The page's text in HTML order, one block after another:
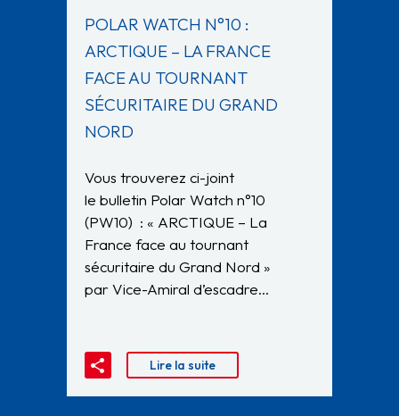
POLAR WATCH N°10 :
ARCTIQUE – LA FRANCE
FACE AU TOURNANT
SÉCURITAIRE DU GRAND
NORD
Vous trouverez ci-joint
le bulletin Polar Watch n°10
(PW10) : « ARCTIQUE – La
France face au tournant
sécuritaire du Grand Nord »
par Vice-Amiral d’escadre…
Lire la suite